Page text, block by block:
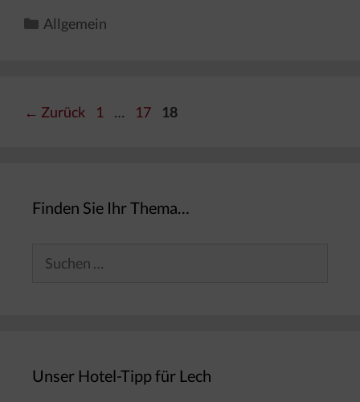
Kategorien
Allgemein
← Zurück Seite
1 … Seite
17 Seite
18
Finden Sie Ihr Thema…
Unser Hotel-Tipp für Lech